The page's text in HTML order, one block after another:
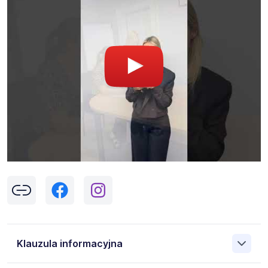
Klauzula informacyjna